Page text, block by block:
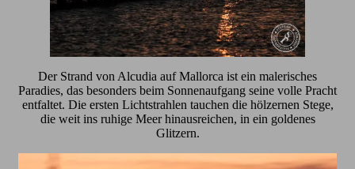
Der Strand von Alcudia auf Mallorca ist ein malerisches
Paradies, das besonders beim Sonnenaufgang seine volle Pracht
entfaltet. Die ersten Lichtstrahlen tauchen die hölzernen Stege,
die weit ins ruhige Meer hinausreichen, in ein goldenes
Glitzern.